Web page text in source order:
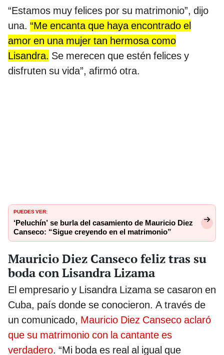
“Estamos muy felices por su matrimonio”, dijo
una. “Me encanta que haya encontrado el
amor en una mujer tan hermosa como
Lisandra. Se merecen que estén felices y
disfruten su vida”, afirmó otra.
PUEDES VER:
‘Peluchín’ se burla del casamiento de Mauricio Diez
Canseco: “Sigue creyendo en el matrimonio”
Mauricio Diez Canseco feliz tras su
boda con Lisandra Lizama
El empresario y Lisandra Lizama se casaron en
Cuba, país donde se conocieron. A través de
un comunicado, Mauricio Diez Canseco aclaró
que su matrimonio con la cantante es
verdadero. “Mi boda es real al igual que